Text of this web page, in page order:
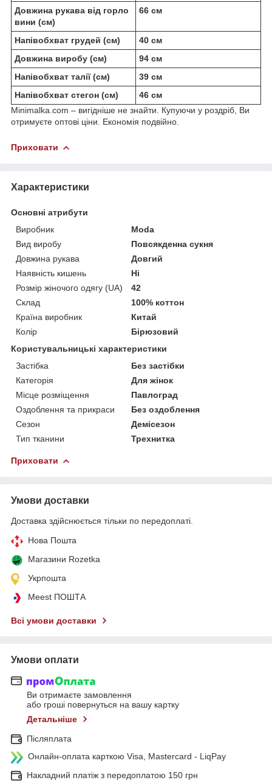
Довжина рукава від горло
вини (см)
66 см
Напівобхват грудей (см)
40 см
Довжина виробу (см)
94 см
Напівобхват талії (см)
39 см
Напівобхват стегон (см)
46 см
Minimalka.com – вигідніше не знайти. Купуючи у роздріб, Ви
отримуєте оптові ціни. Економія подвійно.
Приховати
Характеристики
Основні атрибути
Виробник
Moda
Вид виробу
Повсякденна сукня
Довжина рукава
Довгий
Наявність кишень
Ні
Розмір жіночого одягу (UA)
42
Склад
100% коттон
Країна виробник
Китай
Колір
Бірюзовий
Користувальницькі характеристики
Застібка
Без застібки
Категорія
Для жінок
Місце розміщення
Павлоград
Оздоблення та прикраси
Без оздоблення
Сезон
Демісезон
Тип тканини
Трехнитка
Приховати
Умови доставки
Доставка здійснюється тільки по передоплаті.
Нова Пошта
Магазини Rozetka
Укрпошта
Meest ПОШТА
Всі умови доставки
Умови оплати
Ви отримаєте замовлення
або гроші повернуться на вашу картку
Детальніше
Післяплата
Онлайн-оплата карткою Visa, Mastercard - LiqPay
Накладний платіж з передоплатою 150 грн